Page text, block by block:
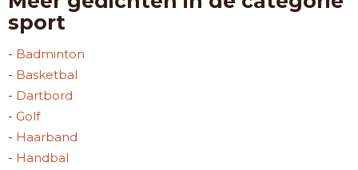
sport
- Badminton
- Basketbal
- Dartbord
- Golf
- Haarband
- Handbal